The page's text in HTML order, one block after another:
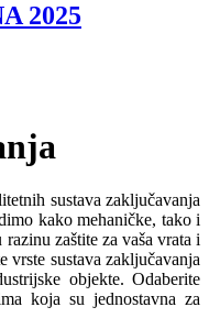
2025
sustava zaključavanja
kako mehaničke, tako i
zaštite za vaša vrata i
vrste sustava zaključavanja
objekte. Odaberite
koja su jednostavna za